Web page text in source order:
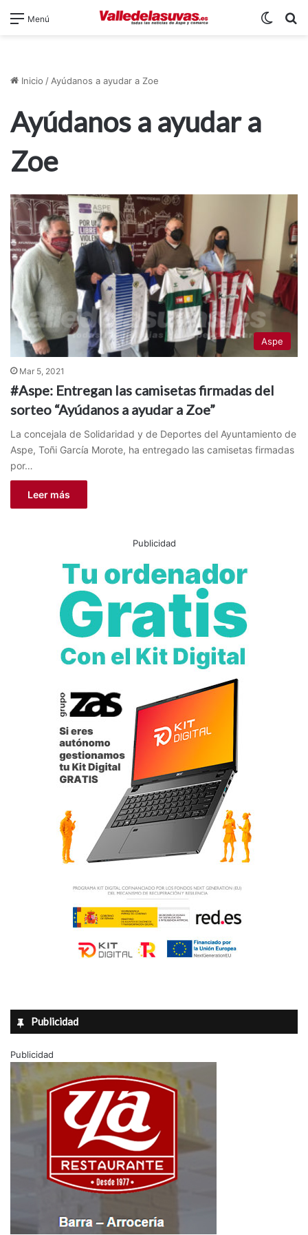
Menú
Inicio / Ayúdanos a ayudar a Zoe
Ayúdanos a ayudar a
Zoe
Aspe
Mar 5, 2021
#Aspe: Entregan las camisetas firmadas del
sorteo “Ayúdanos a ayudar a Zoe”
La concejala de Solidaridad y de Deportes del Ayuntamiento de
Aspe, Toñi García Morote, ha entregado las camisetas firmadas
por…
Leer más
Publicidad
Publicidad
Publicidad